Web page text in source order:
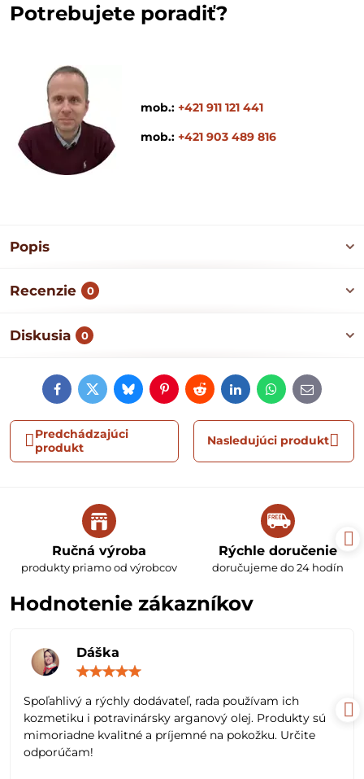
Potrebujete poradiť?
mob.: +421 911 121 441
mob.: +421 903 489 816
Popis
Recenzie 0
Diskusia 0
FacebookTwitterBlueskyPinterestRedditLinkedInWhatsApp
E-
mail
Predchádzajúci
produkt
Nasledujúci produkt
Ručná výroba
produkty priamo od výrobcov
Rýchle doručenie
doručujeme do 24 hodín
Hodnotenie zákazníkov
Dáška
5
Spoľahlivý a rýchly dodávateľ, rada používam ich
kozmetiku i potravinársky arganový olej. Produkty sú
mimoriadne kvalitné a príjemné na pokožku. Určite
odporúčam!